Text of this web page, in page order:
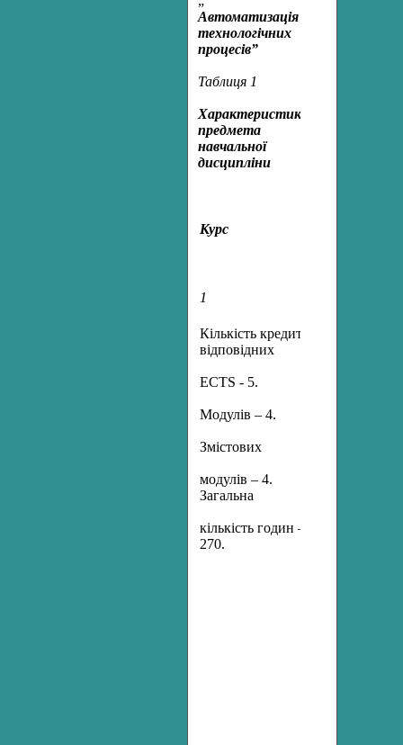
Автоматизація
технологічних
процесів”
Таблиця 1
Характеристика
предмета
навчальної
дисципліни
Курс
1
Кількість кредитів,
відповідних
ECTS - 5.
Модулів – 4.
Змістових
модулів – 4.
Загальна
кількість годин –
270.